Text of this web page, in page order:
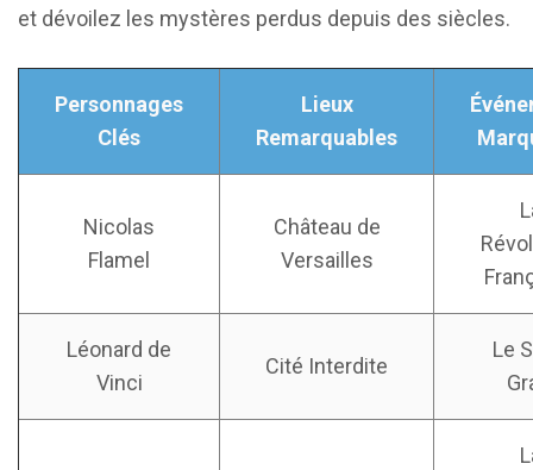
et dévoilez les mystères perdus depuis des siècles.
Personnages
Clés
Lieux
Remarquables
Nicolas
Flamel
Château de
Versailles
Léonard de
Vinci
Cité Interdite
Le